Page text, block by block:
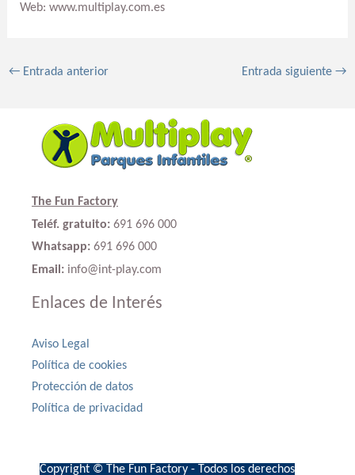
Web: www.multiplay.com.es
←Entrada anterior Entrada siguiente→
The Fun Factory
Teléf. gratuito: 691 696 000
Whatsapp: 691 696 000
Email: info@int-play.com
Enlaces de Interés
Aviso Legal
Política de cookies
Protección de datos
Política de privacidad
Copyright © The Fun Factory - Todos los derechos